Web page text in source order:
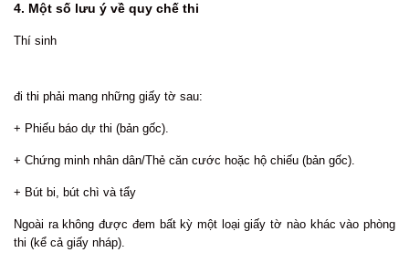
4. Một số lưu ý về quy chế thi
Thí sinh
đi thi phải mang những giấy tờ sau:
+ Phiếu báo dự thi (bản gốc).
+ Chứng minh nhân dân/Thẻ căn cước hoặc hộ chiếu (bản gốc).
+ Bút bi, bút chì và tẩy
Ngoài ra không được đem bất kỳ một loại giấy tờ nào khác vào phòng
thi (kể cả giấy nháp).